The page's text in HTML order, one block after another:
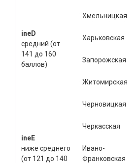
ineD
средний (от
141 до 160
баллов)
Хмельницкая
Харьковская
Запорожская
Житомирская
Черновицкая
ineE
ниже среднего
(от 121 до 140
Черкасская
Ивано-
Франковская